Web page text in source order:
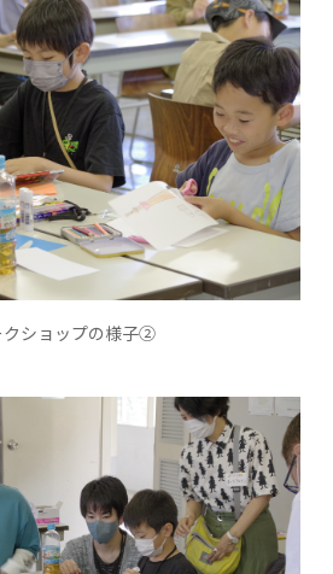
クショップの様子②